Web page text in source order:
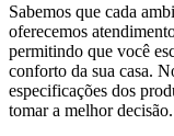
Sabemos que cada
oferecemos
permitindo que você
conforto da sua casa.
especificações dos
tomar a melhor decisão.